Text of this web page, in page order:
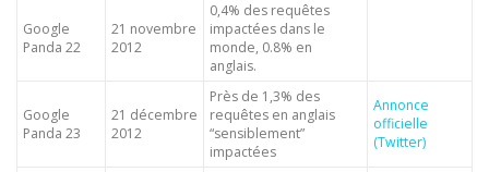
Google
Panda 22
21 novembre
2012
0,4% des requêtes
impactées dans le
monde, 0.8% en
anglais.
Google
Panda 23
21 décembre
2012
Près de 1,3% des
requêtes en anglais
“sensiblement”
impactées
Annonce
officielle
(Twitter)